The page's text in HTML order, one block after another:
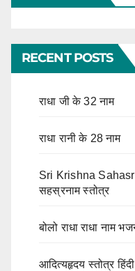
RECENT POSTS
राधा जी के 32 नाम
राधा रानी के 28 नाम
Sri Krishna
सहस्रनाम स्तोत्र
बोलो राधा राधा नाम
आदित्यहृदय स्तोत्र